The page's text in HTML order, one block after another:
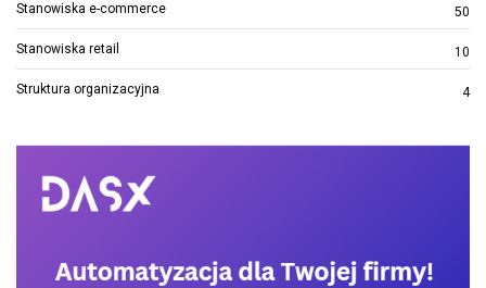
Stanowiska e-commerce 50
Stanowiska retail 10
Struktura organizacyjna 4